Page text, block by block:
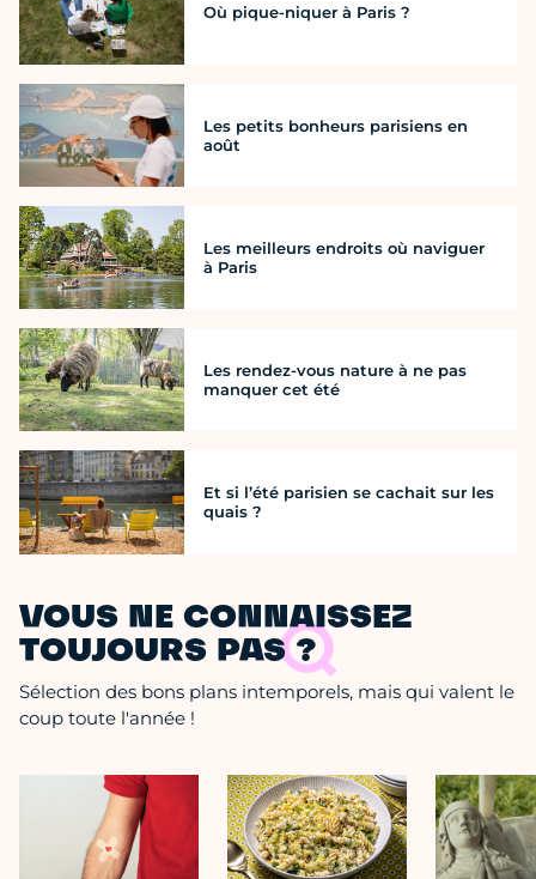
Où pique-niquer à Paris ?
Les petits bonheurs parisiens en
août
Les meilleurs endroits où naviguer
à Paris
Les rendez-vous nature à ne pas
manquer cet été
Et si l’été parisien se cachait sur les
quais ?
VOUS NE CONNAISSEZ
TOUJOURS PAS ?
Sélection des bons plans intemporels, mais qui valent le
coup toute l'année !